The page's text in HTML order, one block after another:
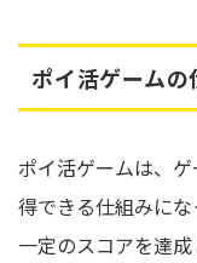
ポイ活ゲームの
ポイ活ゲームは、
得できる仕組みにな
一定のスコアを達